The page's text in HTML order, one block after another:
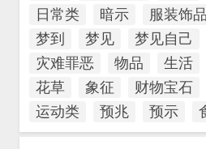
日常类
暗示 服装饰品
梦到
梦见 梦见自己
灾难罪恶
物品 生活
花草
象征 财物宝石
运动类
预兆 预示